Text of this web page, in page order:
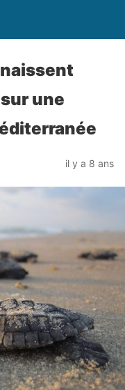
une
il y a 8 ans